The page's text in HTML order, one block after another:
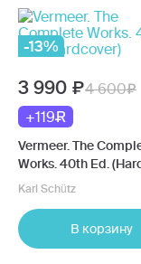
-13%
3 990
4 600
+119
Vermeer. The
Works. 40th Ed.
Karl Schütz
В корзину